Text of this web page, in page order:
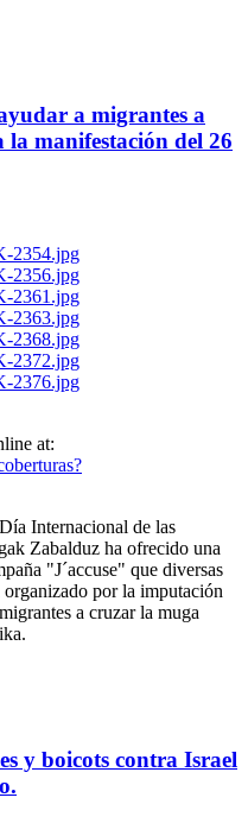
a migrantes a
la manifestación del 26
at:
Internacional de las
Zabalduz ha ofrecido una
"J´accuse" que diversas
por la imputación
a cruzar la muga
y boicots contra Israel